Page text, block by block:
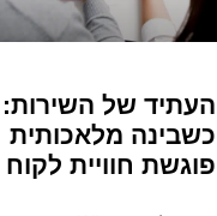
העתיד של השירות:
כשבינה מלאכותית
פוגשת חוויית לקוח